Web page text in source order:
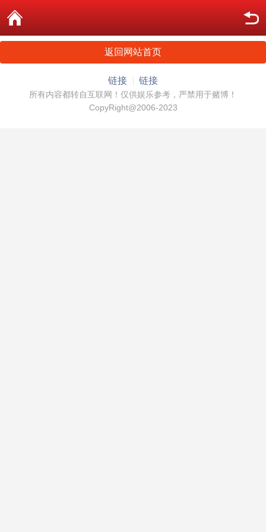
返回网站首页
链接 链接
所有内容都转自互联网！仅供娱乐参考，严禁用于赌博！
CopyRight@2006-2023